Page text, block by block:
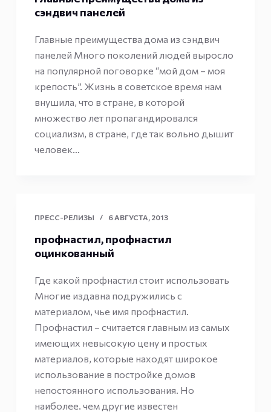
сэндвич панелей
Главные преимущества дома из сэндвич
панелей Много поколений людей выросло
на популярной поговорке “мой дом – моя
крепость”. Жизнь в советское время нам
внушила, что в стране, в которой
множество лет пропагандировался
социализм, в стране, где так вольно дышит
человек…
ПРЕСС-РЕЛИЗЫ 6 АВГУСТА, 2013
профнастил, профнастил
оцинкованный
Где какой профнастил стоит использовать
Многие издавна подружились с
материалом, чье имя профнастил.
Профнастил – считается главным из самых
имеющих невысокую цену и простых
материалов, которые находят широкое
использование в постройке домов
непостоянного использования. Но
наиболее. чем другие известен